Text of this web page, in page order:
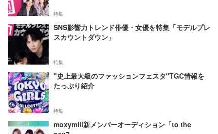
特集
SNS影響力トレンド俳優・女優を特集「モデルプレ
スカウントダウン」
特集
"史上最大級のファッションフェスタ"TGC情報を
たっぷり紹介
特集
moxymill新メンバーオーディション「to the